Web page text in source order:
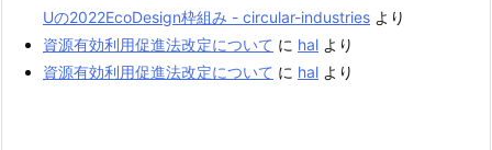
Uの2022EcoDesign枠組み - circular-industries より
資源有効利用促進法改定について に hal より
資源有効利用促進法改定について に hal より